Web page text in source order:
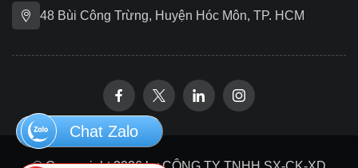
48 Bùi Công Trừng, Huyện Hóc Môn, TP. HCM
Chat Zalo